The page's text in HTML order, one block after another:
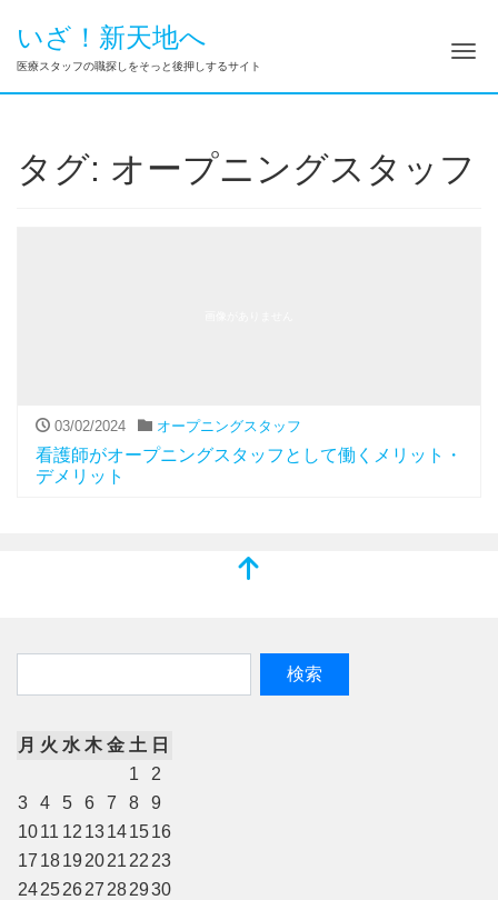
いざ！新天地へ
医療スタッフの職探しをそっと後押しするサイト ナ
タグ: オープニングスタッフ
03/02/2024 オープニングスタッフ
看護師がオープニングスタッフとして働くメリット・
デメリット
月 火 水 木 金 土 日
1
2
3
4 5 6 7 8
9
1011 12 13141516
17 18192021 22 23
24252627 282930